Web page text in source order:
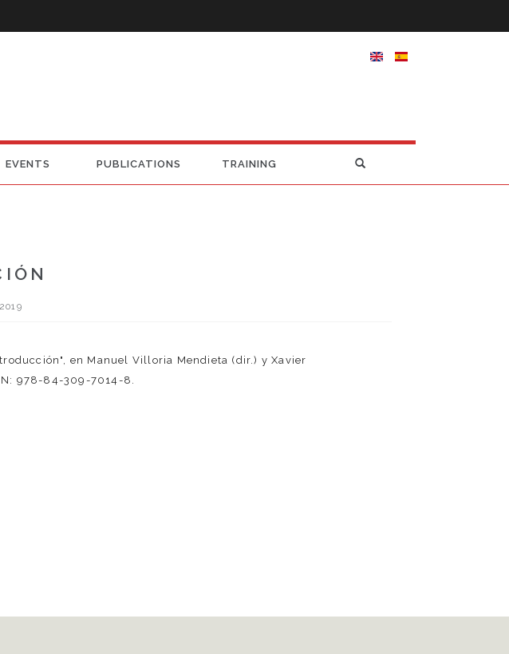
EVENTS PUBLICATIONS TRAINING
en Manuel Villoria Mendieta (dir.) y Xavier
978-84-309-7014-8.